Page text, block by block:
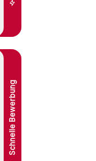
Schnelle Bewerbung